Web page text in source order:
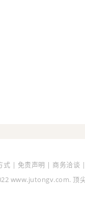
式 | 免责声明 | 商务洽谈
www.jutongv.com. 顶